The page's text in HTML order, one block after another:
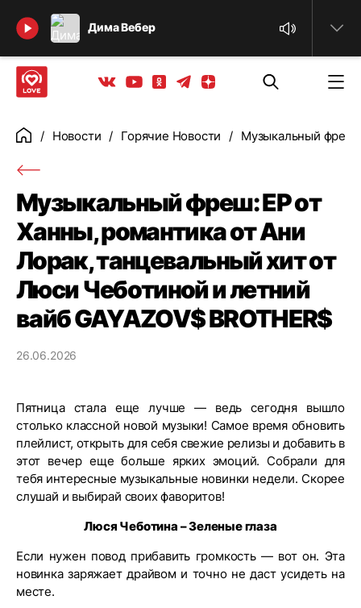
Дима Вебер
Найти
Вконтакте
YoutubeОдноклассники
ТелеграмЯндекс дзен
ГлавнаяНовости Горячие Новости Музыкальный фреш:
Музыкальный фреш: ЕР от
Ханны, романтика от Ани
Лорак, танцевальный хит от
Люси Чеботиной и летний
вайб GAYAZOV$ BROTHER$
26.06.2026
Пятница стала еще лучше — ведь сегодня вышло
столько классной новой музыки! Самое время обновить
плейлист, открыть для себя свежие релизы и добавить в
этот вечер еще больше ярких эмоций. Собрали для
тебя интересные музыкальные новинки недели. Скорее
слушай и выбирай своих фаворитов!
Люся Чеботина – Зеленые глаза
Если нужен повод прибавить громкость — вот он. Эта
новинка заряжает драйвом и точно не даст усидеть на
месте.